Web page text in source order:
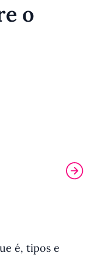
o
é, tipos e